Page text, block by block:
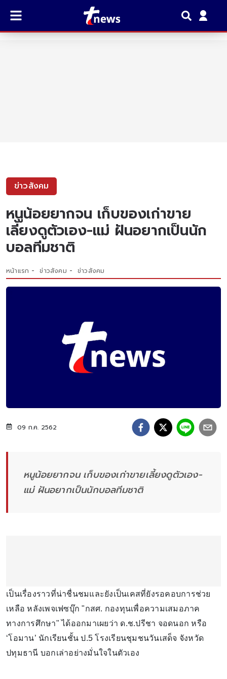
ข่าวสังคม
หนูน้อยยากจน เก็บของเก่าขาย
เลี้ยงดูตัวเอง-แม่ ฝันอยากเป็นนัก
บอลทีมชาติ
หน้าแรก ข่าวสังคม ข่าวสังคม
09 ก.ค. 2562
หนูน้อยยากจน เก็บของเก่าขายเลี้ยงดูตัวเอง-
แม่ ฝันอยากเป็นนักบอลทีมชาติ
เป็นเรื่องราวที่น่าชื่นชมและยังเป็นเคสที่ยังรอคอบการช่วย
เหลือ หลังเพจเฟซบุ๊ก "กสศ. กองทุนเพื่อความเสมอภาค
ทางการศึกษา" ได้ออกมาเผยว่า ด.ช.ปรีชา จอดนอก หรือ
‘โอมาน’ นักเรียนชั้น ป.5 โรงเรียนชุมชนวันเสด็จ จังหวัด
ปทุมธานี บอกเล่าอย่างมั่นใจในตัวเอง